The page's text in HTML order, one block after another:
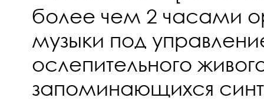
более чем 2 часами
музыки под
ослепительного
запоминающихся